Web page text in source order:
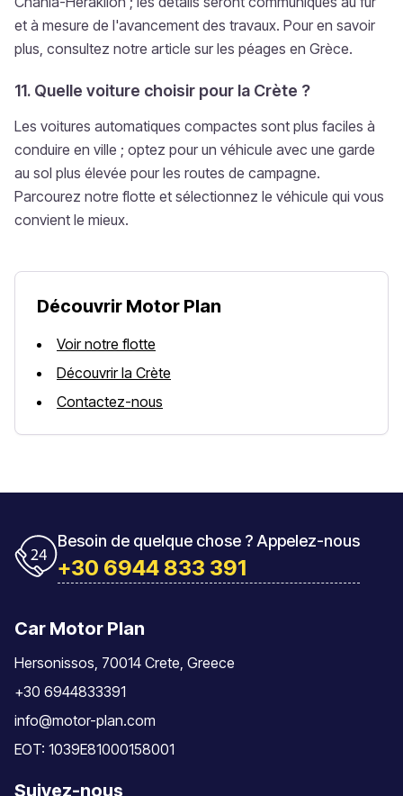
et à mesure de l'avancement des travaux. Pour en savoir
plus, consultez notre article sur les péages en Grèce.
11. Quelle voiture choisir pour la Crète ?
Les voitures automatiques compactes sont plus faciles à
conduire en ville ; optez pour un véhicule avec une garde
au sol plus élevée pour les routes de campagne.
Parcourez notre flotte et sélectionnez le véhicule qui vous
convient le mieux.
Découvrir Motor Plan
Voir notre flotte
Découvrir la Crète
Contactez-nous
Besoin de quelque chose ? Appelez-nous
+30 6944 833 391
Car Motor Plan
Hersonissos, 70014 Crete, Greece
+30 6944833391
info@motor-plan.com
EOT: 1039E81000158001
Suivez-nous